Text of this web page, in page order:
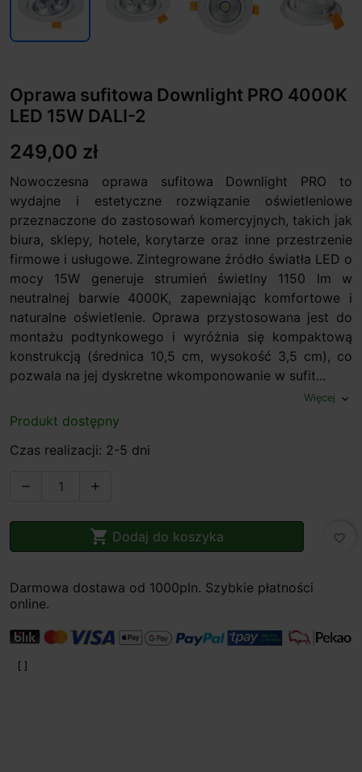
Oprawa sufitowa Downlight PRO 4000K
LED 15W DALI-2
249,00 zł
Nowoczesna oprawa sufitowa Downlight PRO to
wydajne i estetyczne rozwiązanie oświetleniowe
przeznaczone do zastosowań komercyjnych, takich jak
biura, sklepy, hotele, korytarze oraz inne przestrzenie
firmowe i usługowe. Zintegrowane źródło światła LED o
mocy 15W generuje strumień świetlny 1150 lm w
neutralnej barwie 4000K, zapewniając komfortowe i
naturalne oświetlenie. Oprawa przystosowana jest do
montażu podtynkowego i wyróżnia się kompaktową
konstrukcją (średnica 10,5 cm, wysokość 3,5 cm), co
pozwala na jej dyskretne wkomponowanie w sufit...
Więcej expand_more
Produkt dostępny
Czas realizacji: 2-5 dni
 
 Dodaj do koszyka favorite_border
Darmowa dostawa od 1000pln. Szybkie płatności
online.